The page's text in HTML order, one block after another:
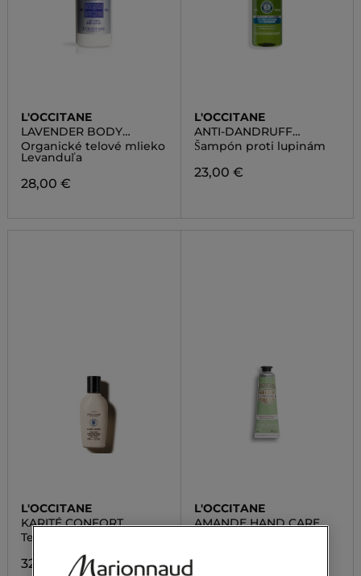
L'OCCITANE
LAVENDER BODY
LOTION
Organické telové mlieko
Levanduľa
28,00 €
L'OCCITANE
ANTI-DANDRUFF
SHAMPOO
Šampón proti lupinám
23,00 €
L'OCCITANE
KARITÉ CONFORT
Telové mlieko
32,00 €
L'OCCITANE
AMANDE HAND CARE